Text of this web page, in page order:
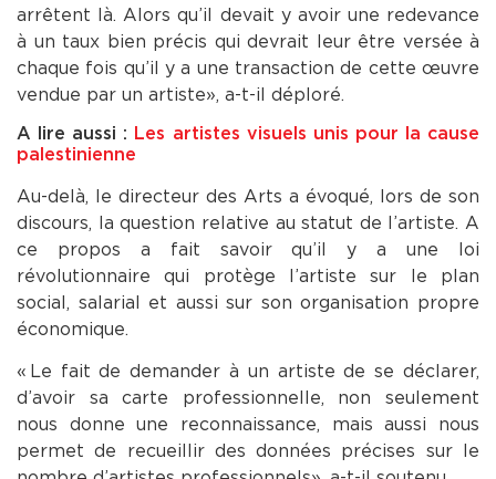
arrêtent là. Alors qu’il devait y avoir une redevance
à un taux bien précis qui devrait leur être versée à
chaque fois qu’il y a une transaction de cette œuvre
vendue par un artiste », a-t-il déploré.
A lire aussi :
Les artistes visuels unis pour la cause
palestinienne
Au-delà, le directeur des Arts a évoqué, lors de son
discours, la question relative au statut de l’artiste. A
ce propos a fait savoir qu’il y a une loi
révolutionnaire qui protège l’artiste sur le plan
social, salarial et aussi sur son organisation propre
économique.
« Le fait de demander à un artiste de se déclarer,
d’avoir sa carte professionnelle, non seulement
nous donne une reconnaissance, mais aussi nous
permet de recueillir des données précises sur le